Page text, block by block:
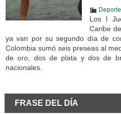
Los I
Caribe
ya van por su segundo día de
Colombia sumó seis preseas al
de oro, dos de plata y dos de
nacionales.
FRASE DEL DÍA